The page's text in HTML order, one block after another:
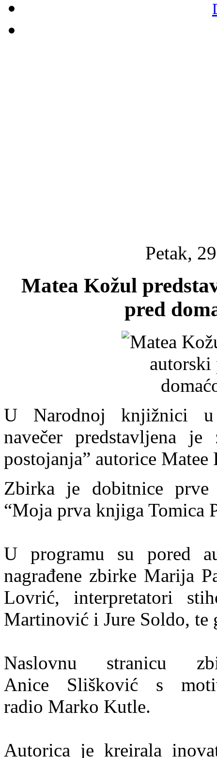
Petak,
Matea Kožul
pred
U Narodnoj knjižnici
navečer predstavljena
postojanja” autorice Matee
Zbirka je dobitnice prve
“Moja prva knjiga Tomica
U programu su pored
nagrađene zbirke Marija
Lovrić, interpretatori
Martinović i Jure Soldo,
Naslovnu stranicu
Anice Slišković s
radio Marko Kutle.
Autorica je kreirala